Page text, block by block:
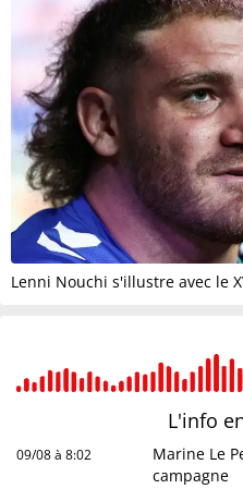
Lenni Nouchi s'illustre avec le
L'info
09/08 à 8:02
Marine Le
campagne